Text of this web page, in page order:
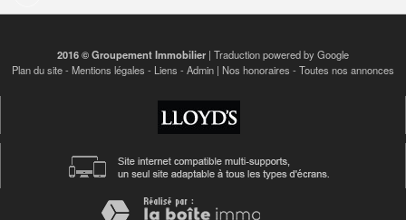
2016 © Groupement Immobilier | Traduction powered by Google
Plan du site- Mentions légales - Liens - Admin | Nos honoraires - Toutes nos annonces